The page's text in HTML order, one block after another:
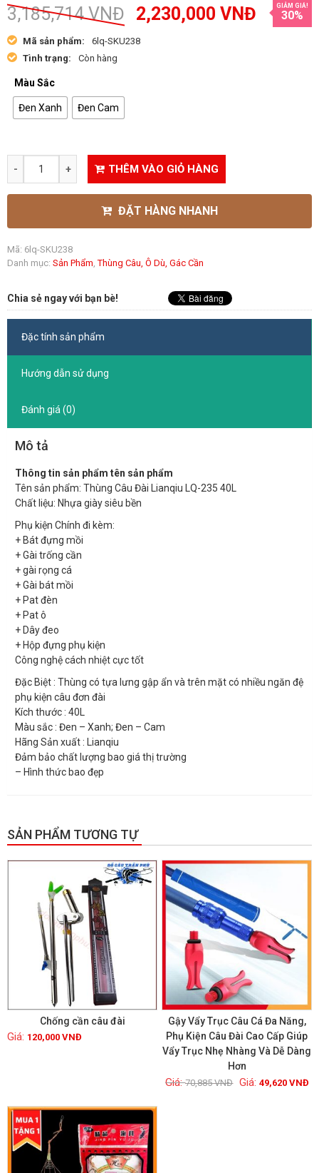
3,185,714VNĐ 2,230,000 VNĐ GIẢM GIÁ!
30%
Mã sản phẩm:
6lq-SKU238
Tình trạng:
Còn hàng
Màu Sắc
Đen Xanh Đen Cam
THÊM VÀO GIỎ HÀNG
ĐẶT HÀNG NHANH
Mã: 6lq-SKU238
Danh mục: Sản Phẩm,Thùng Câu, Ô Dù, Gác Cần
Chia sẻ ngay với bạn bè!
Đặc tính sản phẩm
Hướng dẫn sử dụng
Đánh giá (0)
Mô tả
Thông tin sản phẩm tên sản phẩm
Tên sản phẩm: Thùng Câu Đài Lianqiu LQ-235 40L
Chất liệu: Nhựa giày siêu bền
Phụ kiện Chính đi kèm:
+ Bát đựng mồi
+ Gài trống cần
+ gài rọng cá
+ Gài bát mồi
+ Pat đèn
+ Pat ô
+ Dây đeo
+ Hộp đựng phụ kiện
Công nghệ cách nhiệt cực tốt
Đặc Biệt : Thùng có tựa lưng gập ẩn và trên mặt có nhiều ngăn đệ
phụ kiện câu đơn đài
Kích thước : 40L
Màu sắc : Đen – Xanh; Đen – Cam
Hãng Sản xuất : Lianqiu
Đảm bảo chất lượng bao giá thị trường
– Hình thức bao đẹp
SẢN PHẨM TƯƠNG TỰ
Chống cần câu đài
120,000 VNĐ
GIẢM GIÁ!
Xem chi tiết
Gậy Vẩy Trục Câu Cá Đa Năng,
Phụ Kiện Câu Đài Cao Cấp Giúp
Vẩy Trục Nhẹ Nhàng Và Dễ Dàng
Hơn
70,885VNĐ 49,620VNĐ
GIẢM GIÁ!